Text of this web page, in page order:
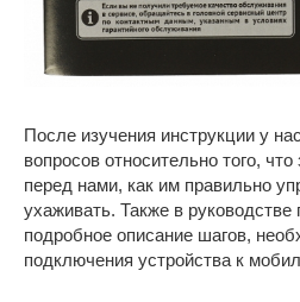
После изучения инструкции у
вопросов относительно того,
перед нами, как им правильно
ухаживать. Также в руководстве
подробное описание шагов,
подключения устройства к